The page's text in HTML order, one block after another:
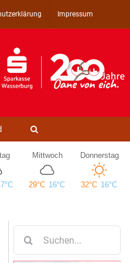
Impressum
nach: